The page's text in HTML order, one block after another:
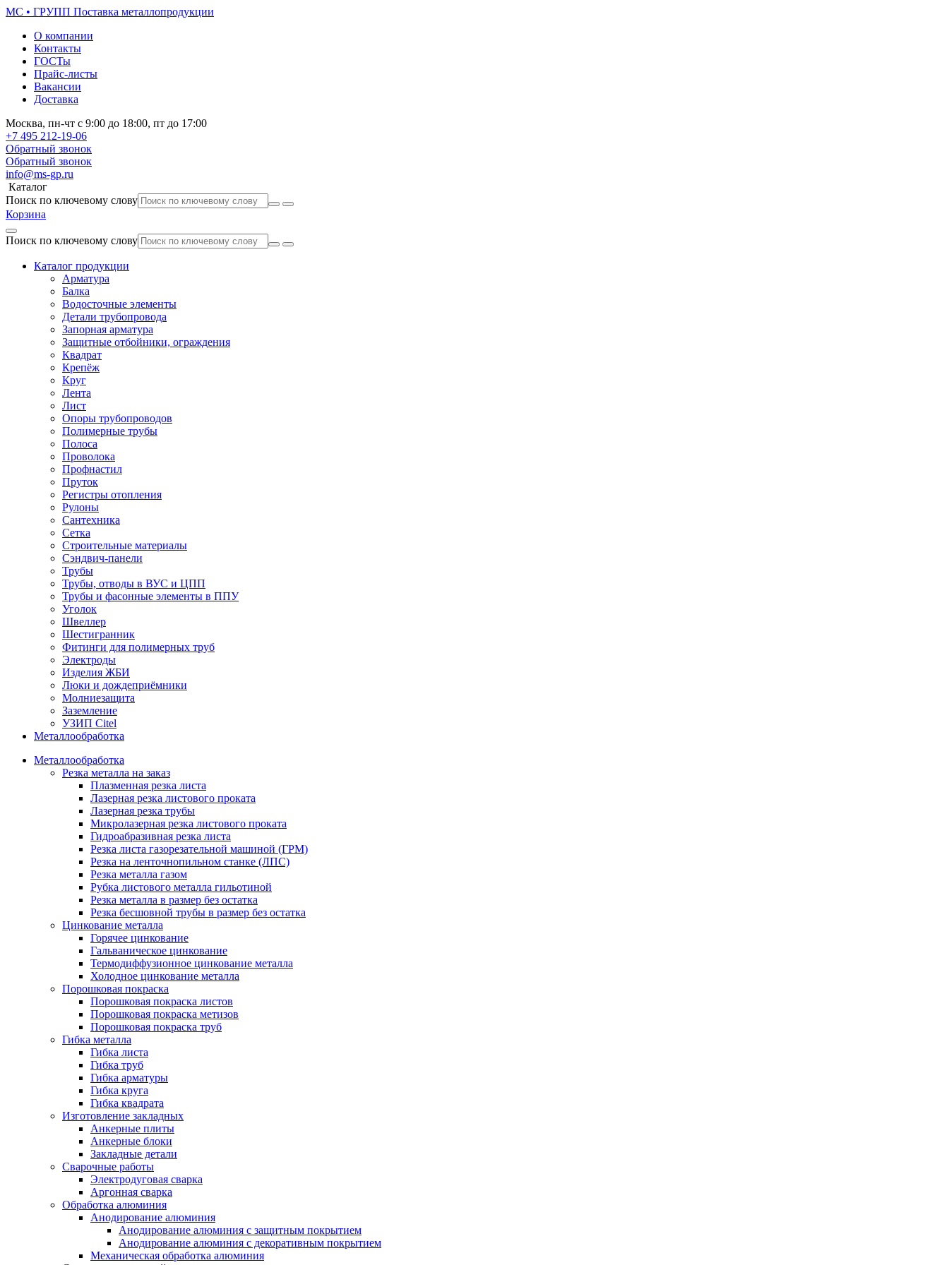
МС • ГРУПП Поставка металлопродукции
О компании
Контакты
ГОСТы
Прайс-листы
Вакансии
Доставка
Москва, пн-чт с 9:00 до 18:00, пт до 17:00
+7 495 212-19-06
Обратный звонок
Обратный звонок
info@ms-gp.ru
Каталог
Поиск по ключевому слову
Корзина
Поиск по ключевому слову
Каталог продукции
Арматура
Балка
Водосточные элементы
Детали трубопровода
Запорная арматура
Защитные отбойники, ограждения
Квадрат
Крепёж
Круг
Лента
Лист
Опоры трубопроводов
Полимерные трубы
Полоса
Проволока
Профнастил
Пруток
Регистры отопления
Рулоны
Сантехника
Сетка
Строительные материалы
Сэндвич-панели
Трубы
Трубы, отводы в ВУС и ЦПП
Трубы и фасонные элементы в ППУ
Уголок
Швеллер
Шестигранник
Фитинги для полимерных труб
Электроды
Изделия ЖБИ
Люки и дождеприёмники
Молниезащита
Заземление
УЗИП Citel
Металлообработка
Металлообработка
Резка металла на заказ
Плазменная резка листа
Лазерная резка листового проката
Лазерная резка трубы
Микролазерная резка листового проката
Гидроабразивная резка листа
Резка листа газорезательной машиной (ГРМ)
Резка на ленточнопильном станке (ЛПС)
Резка металла газом
Рубка листового металла гильотиной
Резка металла в размер без остатка
Резка бесшовной трубы в размер без остатка
Цинкование металла
Горячее цинкование
Гальваническое цинкование
Термодиффузионное цинкование металла
Холодное цинкование металла
Порошковая покраска
Порошковая покраска листов
Порошковая покраска метизов
Порошковая покраска труб
Гибка металла
Гибка листа
Гибка труб
Гибка арматуры
Гибка круга
Гибка квадрата
Изготовление закладных
Анкерные плиты
Анкерные блоки
Закладные детали
Сварочные работы
Электродуговая сварка
Аргонная сварка
Обработка алюминия
Анодирование алюминия
Анодирование алюминия с защитным покрытием
Анодирование алюминия с декоративным покрытием
Механическая обработка алюминия